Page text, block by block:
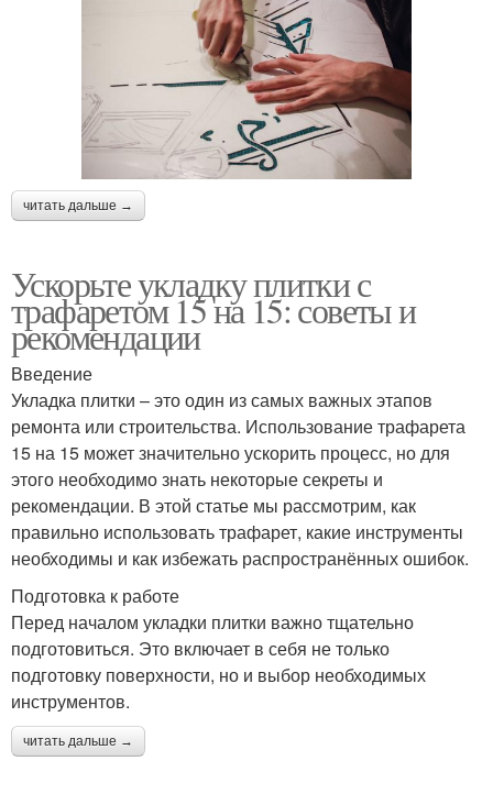
читать дальше →
Ускорьте укладку плитки с
трафаретом 15 на 15: советы и
рекомендации
Введение
Укладка плитки – это один из самых важных этапов
ремонта или строительства. Использование трафарета
15 на 15 может значительно ускорить процесс, но для
этого необходимо знать некоторые секреты и
рекомендации. В этой статье мы рассмотрим, как
правильно использовать трафарет, какие инструменты
необходимы и как избежать распространённых ошибок.
Подготовка к работе
Перед началом укладки плитки важно тщательно
подготовиться. Это включает в себя не только
подготовку поверхности, но и выбор необходимых
инструментов.
читать дальше →